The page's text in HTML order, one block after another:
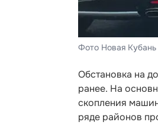
Фото Новая Кубань
Обстановка на
ранее. На
скопления
ряде районов